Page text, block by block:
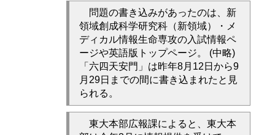
問題の書き込みがあったのは、新
領域創成科学研究科（新領域）・メ
ディカル情報生命専攻の入試情報ペ
ージや英語版トップページ。 (中略)
「六四天安門」は昨年8月12日から9
月29日までの間に書き込まれたと見
られる。
東大本部広報課によると、東大本